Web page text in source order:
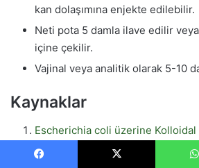
kan dolaşımına enjekte edilebilir.
Neti pota 5 damla ilave edilir
içine çekilir.
Vajinal veya analitik olarak 5-10
Kaynaklar
Escherichia coli üzerine Kolloidal
Virüslerle Mücadelede Gümüş